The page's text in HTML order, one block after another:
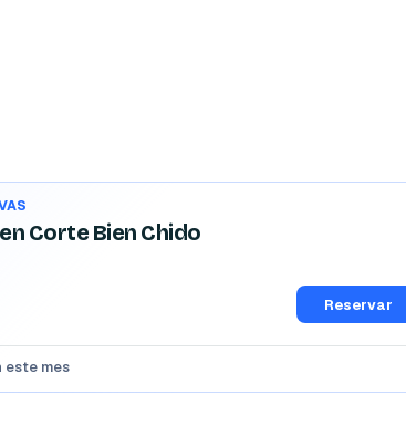
Corte Bien Chido
Reservar
este mes